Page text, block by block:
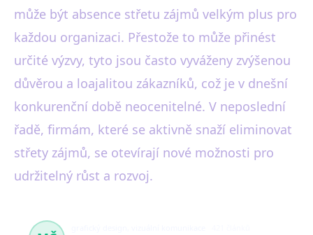
může být absence střetu zájmů velkým plus pro
každou organizaci. Přestože to může přinést
určité výzvy, tyto jsou často vyváženy zvýšenou
důvěrou a loajalitou zákazníků, což je v dnešní
konkurenční době neocenitelné. V neposlední
řadě, firmám, které se aktivně snaží eliminovat
střety zájmů, se otevírají nové možnosti pro
udržitelný růst a rozvoj.